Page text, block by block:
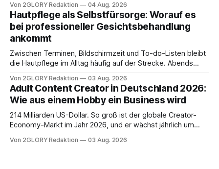
besitzt, loggt sich heute über das Vodafone E-Mail & Cloud
Portal ein. Der klassische Arcor Login über mail.
Von 2GLORY Redaktion 04 Aug. 2026
Hautpflege als Selbstfürsorge: Worauf es
bei professioneller Gesichtsbehandlung
ankommt
Zwischen Terminen, Bildschirmzeit und To-do-Listen bleibt
die Hautpflege im Alltag häufig auf der Strecke. Abends
Drogerie – mehr ist zeitlich oft nicht drin. Dabei reagiert die
Haut empfindlich auf Stress, Schlafmangel und
Umwelteinflüsse: Sie wirkt müde, spannt oder neigt zu
Unreinheiten. Professionelle
Von 2GLORY Redaktion 03 Aug. 2026
Adult Content Creator in Deutschland 2026:
Wie aus einem Hobby ein Business wird
214 Milliarden US-Dollar. So groß ist der globale Creator-
Economy-Markt im Jahr 2026, und er wächst jährlich um
ist längst ein ernstzunehmender Wirtschaftszweig. Weltweit
Von 2GLORY Redaktion 03 Aug. 2026